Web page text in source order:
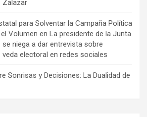
Zalazar
para Solventar la Campaña Política
Volumen en La presidente de la Junta
se niega a dar entrevista sobre
electoral en redes sociales
Sonrisas y Decisiones: La Dualidad de